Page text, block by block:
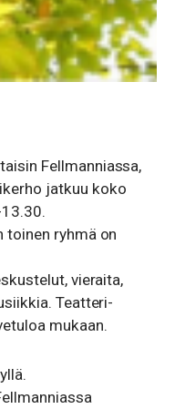
Fellmanniassa,
jatkuu koko
toinen ryhmä on
vieraita,
Teatteri-
mukaan.